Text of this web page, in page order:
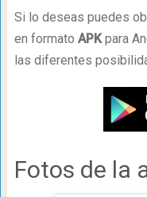
Si lo deseas puedes
en formato APKpara
las diferentes
Fotos de la